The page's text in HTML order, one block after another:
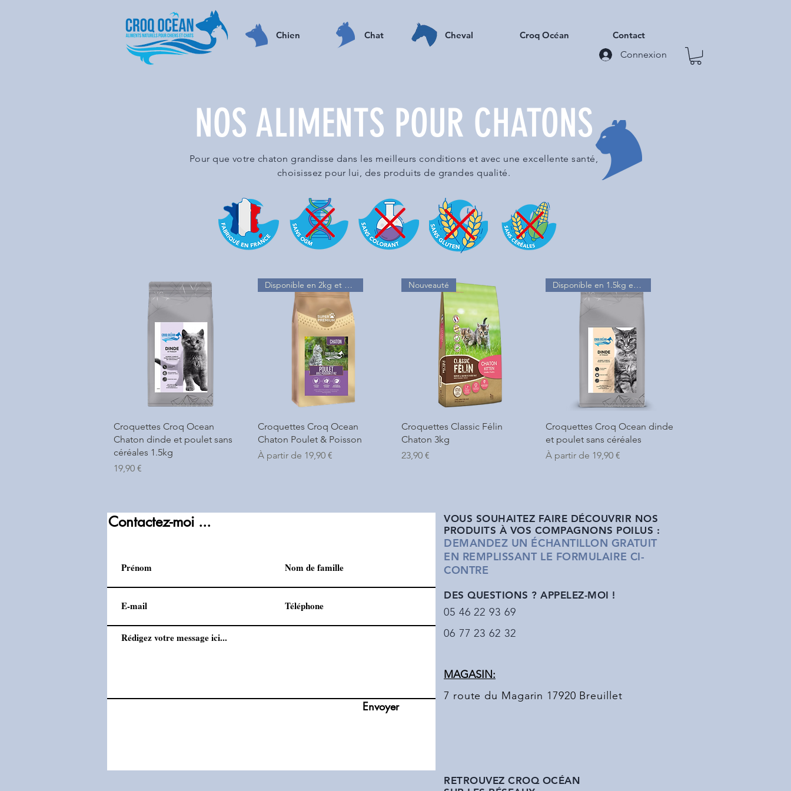
Connexion
Chien Chat Cheval Croq Océan Contact
NOS ALIMENTS POUR CHATONS
Pour que votre chaton grandisse dans les meilleurs conditions et avec une excellente santé,
choisissez pour lui, des produits de grandes qualité.
Aperçu rapide
Croquettes Croq Ocean
Chaton dinde et poulet sans
céréales 1.5kg
Prix
19,90 €
Aperçu rapide
Disponible en 2kg et 6kg
Croquettes Croq Ocean
Chaton Poulet & Poisson
À partir de 19,90 €
Prix promotionnel
Aperçu rapide
Nouveauté
Croquettes Classic Félin
Chaton 3kg
Prix
23,90 €
Aperçu rapide
Disponible en 1.5kg et 5kg
Croquettes Croq Ocean dinde
et poulet sans céréales
À partir de 19,90 €
Prix promotionnel
Contactez-moi ...
Envoyer
VOUS SOUHAITEZ FAIRE DÉCOUVRIR NOS
PRODUITS À VOS COMPAGNONS POILUS :
DEMANDEZ UN ÉCHANTILLON GRATUIT
EN REMPLISSANT LE FORMULAIRE CI-
CONTRE
DES QUESTIONS ? APPELEZ-MOI !
05 46 22 93 69
06 77 23 62 32
MAGASIN:
7 route du Magarin 17920 Breuillet
RETROUVEZ CROQ OCÉAN